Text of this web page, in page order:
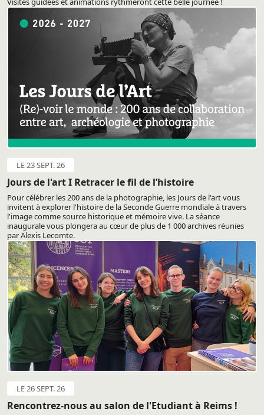
LE 23 SEPT. 26
Jours de l'art I Retracer le fil de l’histoire
Pour célébrer les 200 ans de la photographie, les Jours de l'art vous
invitent à explorer l'histoire de la Seconde Guerre mondiale à travers
l'image comme source historique et mémoire vive. La séance
inaugurale vous plongera au cœur de plus de 1 000 archives réunies
par Alexis Lecomte.
LE 26 SEPT. 26
Rencontrez-nous au salon de l'Etudiant à Reims !